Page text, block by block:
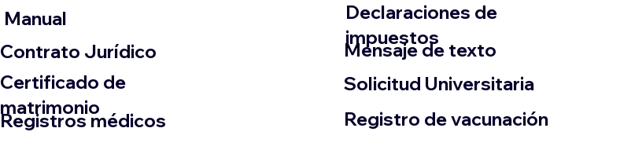
​Manual
​Contrato Jurídico
Certificado de
matrimonio
Registros médicos
Declaraciones de
impuestos
​Mensaje de texto
​Solicitud Universitaria
Registro de vacunación